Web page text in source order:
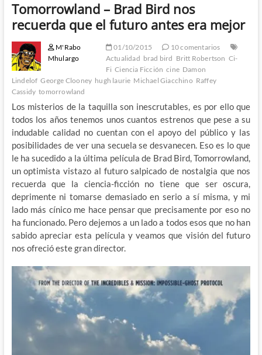
Tomorrowland – Brad Bird nos
recuerda que el futuro antes era mejor
M'Rabo
Mhulargo
01/10/2015
10 comentarios
Actualidad brad bird Britt Robertson Ci-
Fi Ciencia Ficción cine Damon
Lindelof George Clooney hugh laurie Michael Giacchino Raffey
Cassidy tomorrowland
Los misterios de la taquilla son inescrutables, es por ello que
todos los años tenemos unos cuantos estrenos que pese a su
indudable calidad no cuentan con el apoyo del público y las
posibilidades de ver una secuela se desvanecen. Eso es lo que
le ha sucedido a la última película de Brad Bird, Tomorrowland,
un optimista vistazo al futuro salpicado de nostalgia que nos
recuerda que la ciencia-ficción no tiene que ser oscura,
deprimente ni tomarse demasiado en serio a sí misma, y mi
lado más cínico me hace pensar que precisamente por eso no
ha funcionado. Pero dejemos a un lado a todos esos que no han
sabido apreciar esta película y veamos que visión del futuro
nos ofreció este gran director.